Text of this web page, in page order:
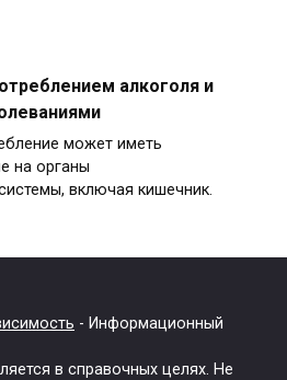
алкоголя и
может иметь
на органы
включая кишечник.
- Информационный
в справочных целях. Не